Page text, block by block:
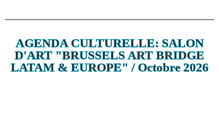
AGENDA CULTURELLE: SALON
D'ART "BRUSSELS ART BRIDGE
LATAM & EUROPE" / Octobre 2026